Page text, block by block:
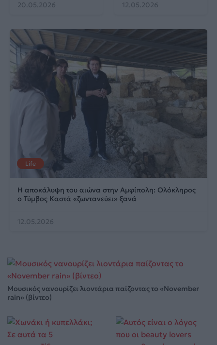
20.05.2026 12.05.2026
Life
Η αποκάλυψη του αιώνα στην Αμφίπολη: Ολόκληρος
ο Τύμβος Καστά «ζωντανεύει» ξανά
12.05.2026
Μουσικός νανουρίζει λιοντάρια παίζοντας το «November
rain» (βίντεο)